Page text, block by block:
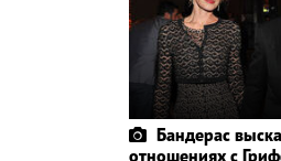
Бандерас
отношениях с